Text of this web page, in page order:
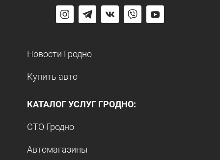
Новости Гродно
Купить авто
КАТАЛОГ УСЛУГ ГРОДНО:
СТО Гродно
Автомагазины